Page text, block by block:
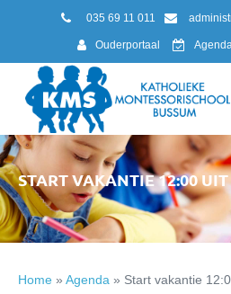
035 69 11 011
Ouderportaal
START VAKANTIE 12:00 UIT
Home » Agenda » Start vakantie